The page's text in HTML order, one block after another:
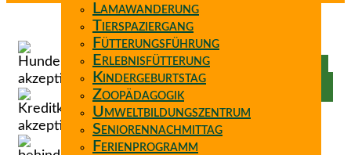
Lamawanderung
Tierspaziergang
Fütterungsführung
Erlebnisfütterung
Kindergeburtstag
Zoopädagogik
Umweltbildungszentrum
Seniorennachmittag
Ferienprogramm